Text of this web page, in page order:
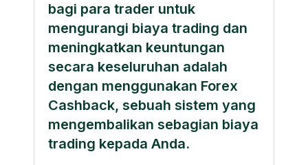
bagi para trader untuk
mengurangi biaya trading dan
meningkatkan keuntungan
secara keseluruhan adalah
dengan menggunakan Forex
Cashback, sebuah sistem yang
mengembalikan sebagian biaya
trading kepada Anda.